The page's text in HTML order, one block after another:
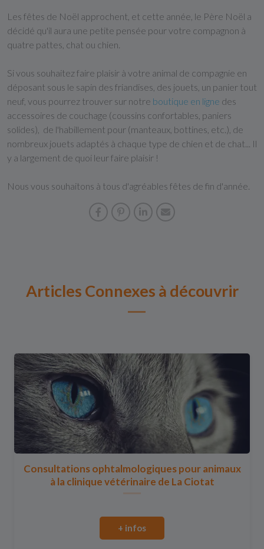
Les fêtes de Noël approchent, et cette année, le Père Noël a
décidé qu'il aura une petite pensée pour votre compagnon à
quatre pattes, chat ou chien.
Si vous souhaitez faire plaisir à votre animal de compagnie en
déposant sous le sapin des friandises, des jouets, un panier tout
neuf, vous pourrez trouver sur notre boutique en ligne des
accessoires de couchage (coussins confortables, paniers
solides), de l'habillement pour (manteaux, bottines, etc.), de
nombreux jouets adaptés à chaque type de chien et de chat... Il
y a largement de quoi leur faire plaisir !
Nous vous souhaitons à tous d'agréables fêtes de fin d'année.
Articles Connexes à découvrir
Consultations ophtalmologiques pour animaux
à la clinique vétérinaire de La Ciotat
+ infos